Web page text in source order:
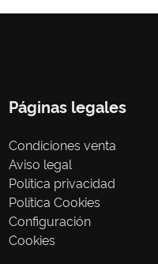
Páginas legales
Condiciones venta
Aviso legal
Política privacidad
Política Cookies
Configuración
Cookies